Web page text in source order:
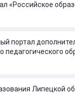
«Российское
портал
педагогического
Липецкой